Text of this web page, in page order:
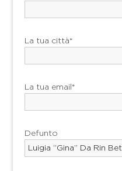
La tua città*
La tua email*
Defunto